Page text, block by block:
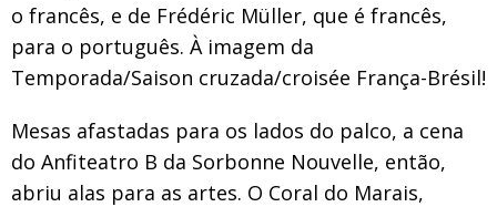
o francês, e de Frédéric Müller, que é francês,
para o português. À imagem da
Temporada/Saison cruzada/croisée França-Brésil!
Mesas afastadas para os lados do palco, a cena
do Anfiteatro B da Sorbonne Nouvelle, então,
abriu alas para as artes. O Coral do Marais,